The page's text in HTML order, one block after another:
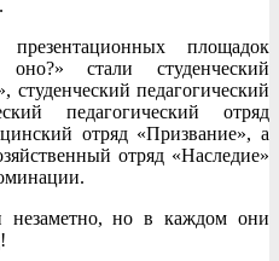
площадок
стали студенческий
студенческий педагогический
педагогический отряд
отряд «Призвание», а
отряд «Наследие»
но в каждом они